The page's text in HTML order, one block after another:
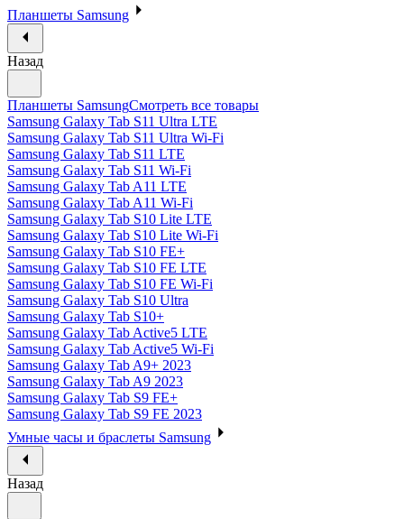
Планшеты Samsung
Назад
Планшеты SamsungСмотреть все товары
Samsung Galaxy Tab S11 Ultra LTE
Samsung Galaxy Tab S11 Ultra Wi-Fi
Samsung Galaxy Tab S11 LTE
Samsung Galaxy Tab S11 Wi-Fi
Samsung Galaxy Tab A11 LTE
Samsung Galaxy Tab A11 Wi-Fi
Samsung Galaxy Tab S10 Lite LTE
Samsung Galaxy Tab S10 Lite Wi-Fi
Samsung Galaxy Tab S10 FE+
Samsung Galaxy Tab S10 FE LTE
Samsung Galaxy Tab S10 FE Wi-Fi
Samsung Galaxy Tab S10 Ultra
Samsung Galaxy Tab S10+
Samsung Galaxy Tab Active5 LTE
Samsung Galaxy Tab Active5 Wi-Fi
Samsung Galaxy Tab A9+ 2023
Samsung Galaxy Tab A9 2023
Samsung Galaxy Tab S9 FE+
Samsung Galaxy Tab S9 FE 2023
Умные часы и браслеты Samsung
Назад